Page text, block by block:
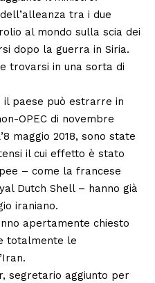
tra i due
al mondo sulla scia dei
dopo la guerra in Siria.
trovarsi in una sorta di
il paese può estrarre in
OPEC di novembre
maggio 2018, sono state
il cui effetto è stato
– come la francese
Dutch Shell – hanno già
iraniano.
apertamente chiesto
totalmente le
segretario aggiunto per